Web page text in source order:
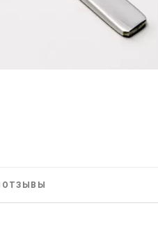
ОТЗЫВЫ